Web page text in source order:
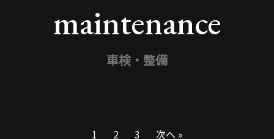
maintenance
車検・整備
1 2 3 次へ »